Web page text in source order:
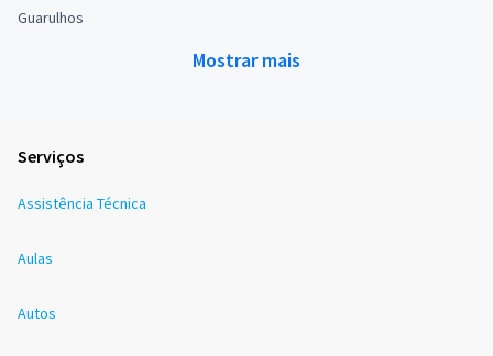
Guarulhos
Mostrar mais
Serviços
Assistência Técnica
Aulas
Autos